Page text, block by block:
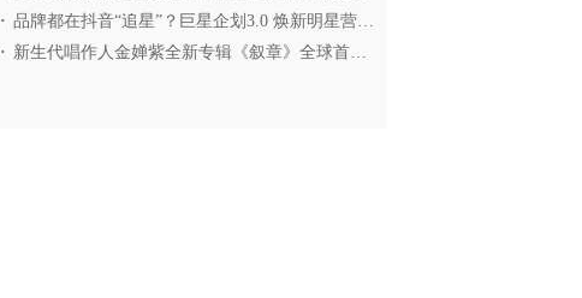
· 品牌都在抖音“追星”？巨星企划3.0 焕新明星营销，让
· 新生代唱作人金婵紫全新专辑《叙章》全球首发，颠覆